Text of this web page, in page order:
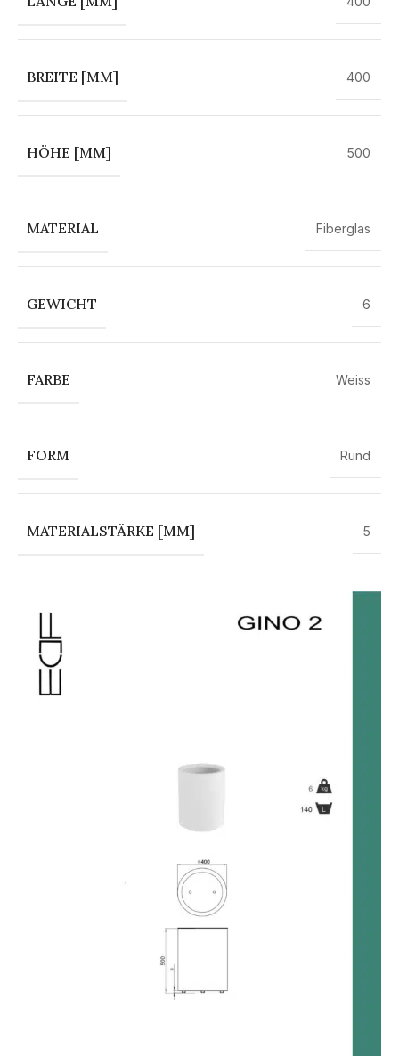
BREITE [MM] 400
HÖHE [MM] 500
MATERIAL Fiberglas
GEWICHT 6
FARBE Weiss
FORM Rund
MATERIALSTÄRKE [MM] 5